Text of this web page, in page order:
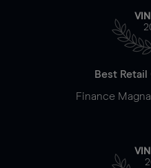
Best
Finance